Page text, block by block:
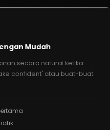
Mudah
secara natural ketika
confident' atau buat-buat